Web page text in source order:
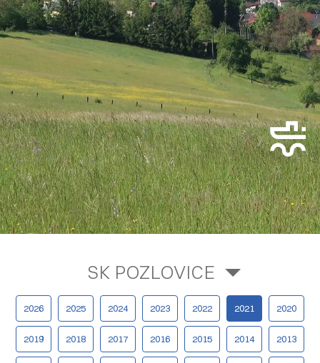
SK POZLOVICE
2026 2025 2024 2023 2022 2021 2020
2019 2018 2017 2016 2015 2014 2013